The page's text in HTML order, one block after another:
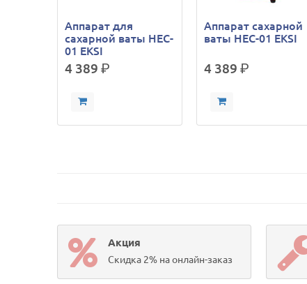
Аппарат для
сахарной ваты HEC-
01 EKSI
4 389р.
Аппарат сахарной
ваты HEC-01 EKSI
4 389р.
Акция
Скидка 2% на онлайн-заказ